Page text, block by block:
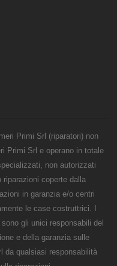
Primi Srl (riparatori) non
Primi Srl e operano in totale
non autorizzati
coperte dalla
in garanzia e/o centri
le case costruttrici. I
gli unici responsabili del
e della garanzia sulle
da qualsiasi responsabilità